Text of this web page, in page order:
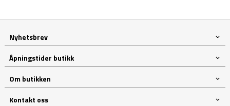
Nyhetsbrev
Åpningstider butikk
Om butikken
Kontakt oss